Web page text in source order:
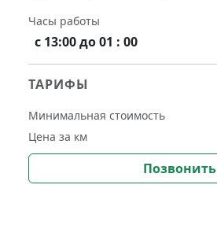
Часы работы
с 13:00 до 01 : 00
ТАРИФЫ
Минимальная стоимость
Цена за км
Позвонить